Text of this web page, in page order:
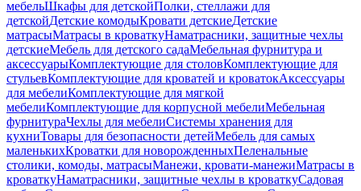
мебельШкафы для детскойПолки, стеллажи для
детскойДетские комодыКровати детскиеДетские
матрасыМатрасы в кроваткуНаматрасники, защитные чехлы
детскиеМебель для детского садаМебельная фурнитура и
аксессуарыКомплектующие для столовКомплектующие для
стульевКомплектующие для кроватей и кроватокАксессуары
для мебелиКомплектующие для мягкой
мебелиКомплектующие для корпусной мебелиМебельная
фурнитураЧехлы для мебелиСистемы хранения для
кухниТовары для безопасности детейМебель для самых
маленькихКроватки для новорожденныхПеленальные
столики, комоды, матрасыМанежи, кровати-манежиМатрасы в
кроваткуНаматрасники, защитные чехлы в кроваткуСадовая